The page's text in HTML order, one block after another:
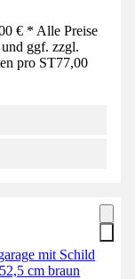
€ * Alle Preise
ggf. zzgl.
pro ST77,00
mit Schild
cm braun